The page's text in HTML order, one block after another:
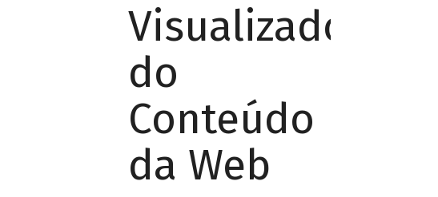
Visualizador
do
Conteúdo
da Web